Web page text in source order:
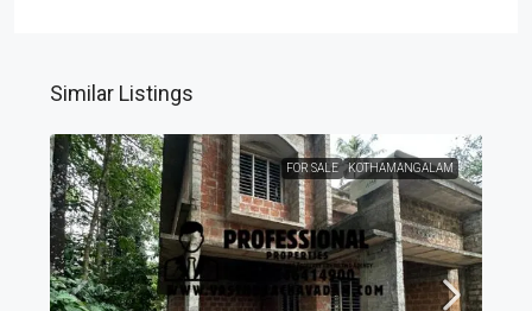
Similar Listings
FOR SALE KOTHAMANGALAM